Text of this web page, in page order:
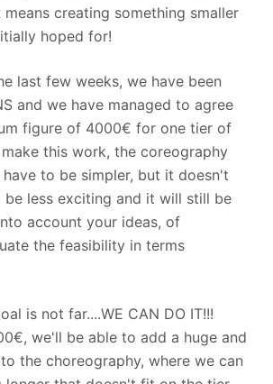
creating something smaller
hoped for!
last few weeks, we have been
and we have managed to agree
figure of 4000€ for one tier of
this work, the coreography
to be simpler, but it doesn't
be less exciting and it will still be
account your ideas, of
the feasibility in terms
is not far....WE CAN DO IT!!!
we'll be able to add a huge and
the choreography, where we can